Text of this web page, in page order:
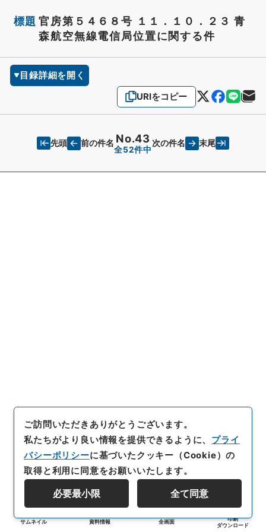
標題 官房第５４６８号 １１．１０．２３ 青
森航空無線電信局位置に関する件
目録詳細を開く
URIをコピー
先頭 前の件名 No.43
全52件中
次の件名 末尾
サムネイル 資料情報 全画面
印刷
ダウンロード
ご訪問いただきありがとうございます。
私たちがより良い情報を提供できるように、 プライ
バシーポリシーに基づいたクッキー（Cookie）の
取得と利用に同意をお願いいたします。
必要最小限 全て同意